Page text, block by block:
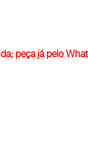
peça já pelo